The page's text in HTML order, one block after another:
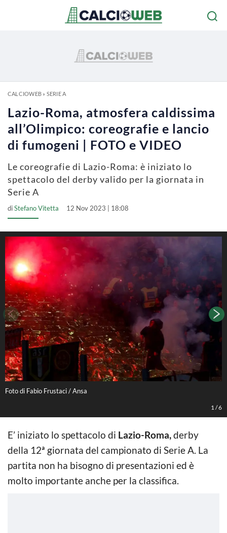
CALCIOWEB» SERIE A
Lazio-Roma, atmosfera caldissima
all’Olimpico: coreografie e lancio
di fumogeni | FOTO e VIDEO
Le coreografie di Lazio-Roma: è iniziato lo
spettacolo del derby valido per la giornata in
Serie A
diStefano Vitetta 12 Nov 2023 | 18:08
Foto di Fabio Frustaci / Ansa
1 /6
E’ iniziato lo spettacolo di Lazio-Roma,derby
della 12ª giornata del campionato di Serie A. La
partita non ha bisogno di presentazioni ed è
molto importante anche per la classifica.